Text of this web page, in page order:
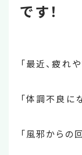
です！
「最近、疲れや
「体調不良に
「風邪からの